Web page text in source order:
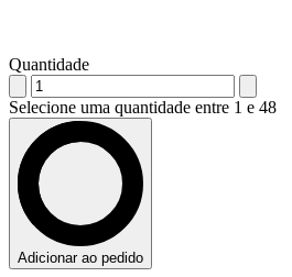
Quantidade
Selecione uma quantidade entre 1 e 48
Adicionar ao pedido